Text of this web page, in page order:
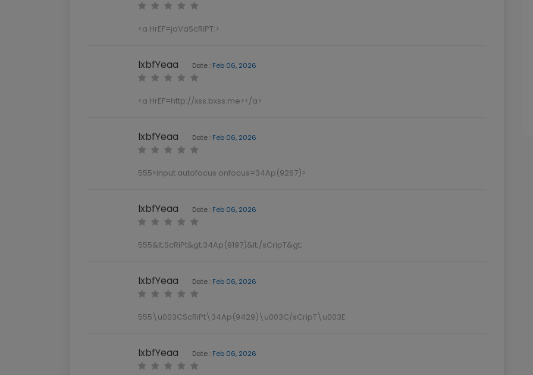
<a HrEF=jaVaScRiPT:>
lxbfYeaa Date : Feb 06, 2026
<a HrEF=http://xss.bxss.me></a>
lxbfYeaa Date : Feb 06, 2026
555<input autofocus onfocus=34Ap(9267)>
lxbfYeaa Date : Feb 06, 2026
555&lt;ScRiPt&gt;34Ap(9197)&lt;/sCripT&gt;
lxbfYeaa Date : Feb 06, 2026
555\u003CScRiPt\34Ap(9429)\u003C/sCripT\u003E
lxbfYeaa Date : Feb 06, 2026